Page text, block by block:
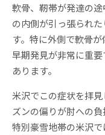
軟骨、靭帯が発達の
の内側が引っ張られ
す。特に外側で軟骨が
早期発見が非常に重
あります。
米沢でこの症状を拝
ズンの偏りが肘への
特別豪雪地帯の米沢